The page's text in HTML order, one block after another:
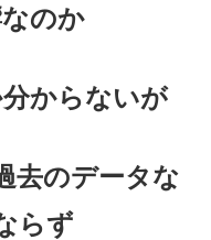
のか
からないが
去のデータな
らず